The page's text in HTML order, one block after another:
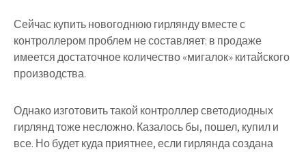
Сейчас купить новогоднюю гирлянду вместе с
контроллером проблем не составляет: в продаже
имеется достаточное количество «мигалок» китайского
производства.
Однако изготовить такой контроллер светодиодных
гирлянд тоже несложно. Казалось бы, пошел, купил и
все. Но будет куда приятнее, если гирлянда создана